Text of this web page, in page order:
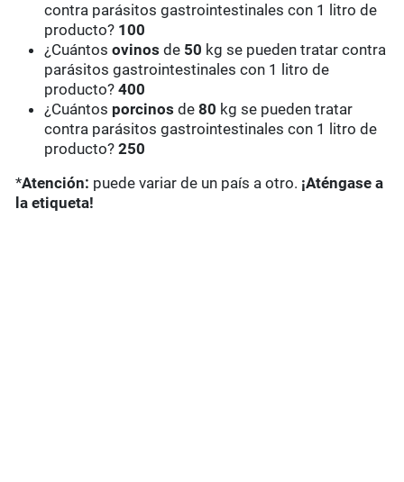
contra parásitos gastrointestinales con 1 litro de
producto? 100
¿Cuántosovinos de 50 kg se pueden tratar contra
parásitos gastrointestinales con 1 litro de
producto?400
¿Cuántos porcinos de80 kg se pueden tratar
contra parásitos gastrointestinales con 1 litro de
producto?250
*Atención: puede variar de un país a otro. ¡Aténgase a
la etiqueta!